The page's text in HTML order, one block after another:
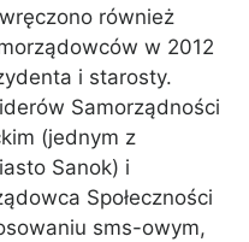
również
w 2012
i starosty.
Samorządności
(jednym z
Sanok) i
Społeczności
sms-owym,